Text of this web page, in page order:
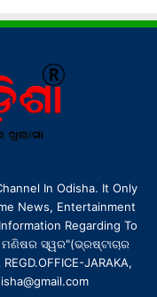
In Odisha. It Only
News, Entertainment
Regarding To
ମଣିଷର ସ୍ୱର"(ଭ୍ରଷ୍ଟାଚାର
JARAKA,